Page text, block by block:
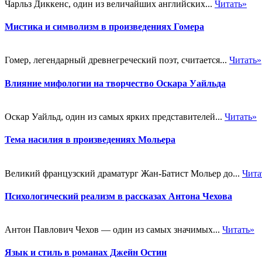
Чарльз Диккенс, один из величайших английских... Читать»
Мистика и символизм в произведениях Гомера
Гомер, легендарный древнегреческий поэт, считается... Читать»
Влияние мифологии на творчество Оскара Уайльда
Оскар Уайльд, один из самых ярких представителей... Читать»
Тема насилия в произведениях Мольера
Великий французский драматург Жан-Батист Мольер до...
Психологический реализм в рассказах Антона Чехова
Антон Павлович Чехов — один из самых значимых... Читать»
Язык и стиль в романах Джейн Остин